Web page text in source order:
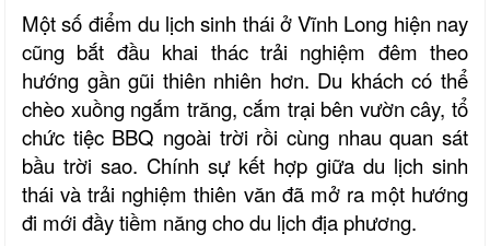
Một số điểm du lịch sinh thái ở Vĩnh Long hiện nay
cũng bắt đầu khai thác trải nghiệm đêm theo
hướng gần gũi thiên nhiên hơn. Du khách có thể
chèo xuồng ngắm trăng, cắm trại bên vườn cây, tổ
chức tiệc BBQ ngoài trời rồi cùng nhau quan sát
bầu trời sao. Chính sự kết hợp giữa du lịch sinh
thái và trải nghiệm thiên văn đã mở ra một hướng
đi mới đầy tiềm năng cho du lịch địa phương.